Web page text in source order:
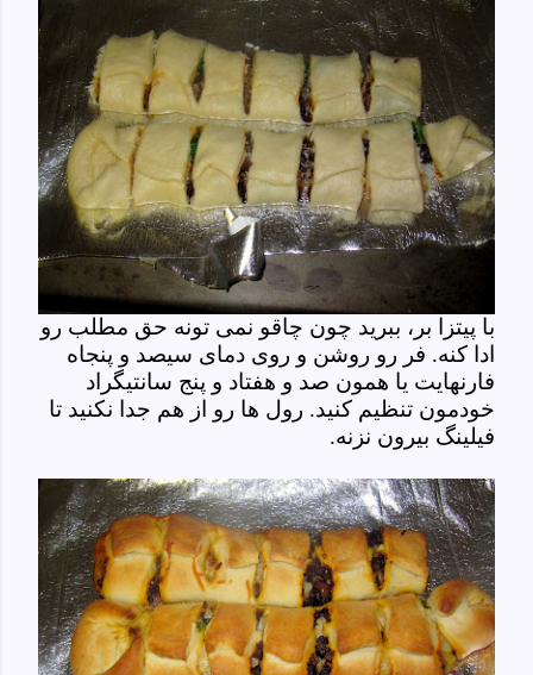
با پیتزا بر، ببرید چون چاقو نمی تونه حق مطلب رو
ادا کنه. فر رو روشن و روی دمای سیصد و پنجاه
فارنهایت یا همون صد و هفتاد و پنج سانتیگراد
خودمون تنظیم کنید. رول ها رو از هم جدا نکنید تا
فیلینگ بیرون نزنه.